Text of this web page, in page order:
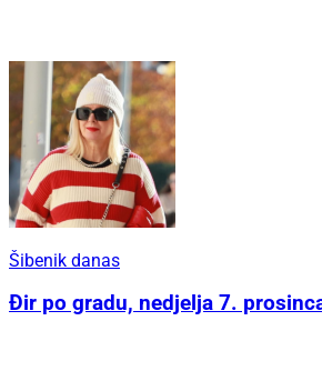
Šibenik danas
Đir po gradu, nedjelja 7.